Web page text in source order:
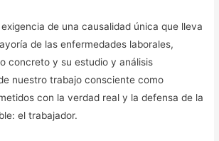
de una causalidad única que lleva
de las enfermedades laborales,
concreto y su estudio y análisis
nuestro trabajo consciente como
con la verdad real y la defensa de la
el trabajador.